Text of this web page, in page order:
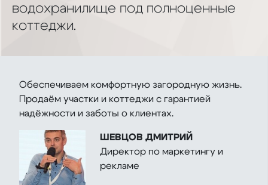
водохранилище под полноценные
коттеджи.
Обеспечиваем комфортную загородную жизнь.
Продаём участки и коттеджи с гарантией
надёжности и заботы о клиентах.
ШЕВЦОВ ДМИТРИЙ
Директор по маркетингу и
рекламе